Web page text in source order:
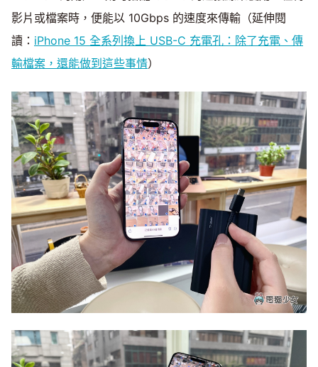
影片或檔案時，便能以 10Gbps 的速度來傳輸（延伸閱
讀： iPhone 15 全系列換上 USB-C 充電孔：除了充電、傳
輸檔案，還能做到這些事情）